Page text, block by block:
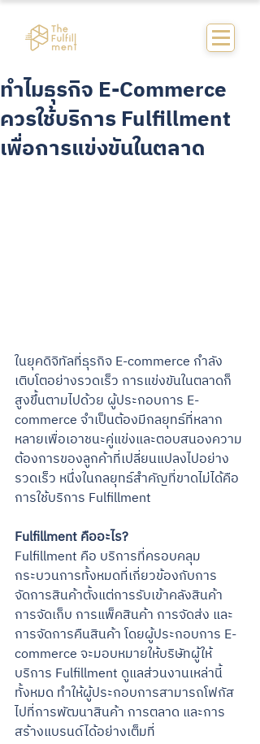
ทำไมธุรกิจ E-Commerce
ควรใช้บริการ Fulfillment
เพื่อการแข่งขันในตลาด
ในยุคดิจิทัลที่ธุรกิจ E-commerce กำลัง
เติบโตอย่างรวดเร็ว การแข่งขันในตลาดก็
สูงขึ้นตามไปด้วย ผู้ประกอบการ E-
commerce จำเป็นต้องมีกลยุทธ์ที่หลาก
หลายเพื่อเอาชนะคู่แข่งและตอบสนองความ
ต้องการของลูกค้าที่เปลี่ยนแปลงไปอย่าง
รวดเร็ว หนึ่งในกลยุทธ์สำคัญที่ขาดไม่ได้คือ
การใช้บริการ Fulfillment
Fulfillment คืออะไร?
Fulfillment คือ บริการที่ครอบคลุม
กระบวนการทั้งหมดที่เกี่ยวข้องกับการ
จัดการสินค้าตั้งแต่การรับเข้าคลังสินค้า
การจัดเก็บ การแพ็คสินค้า การจัดส่ง และ
การจัดการคืนสินค้า โดยผู้ประกอบการ E-
commerce จะมอบหมายให้บริษัทผู้ให้
บริการ Fulfillment ดูแลส่วนงานเหล่านี้
ทั้งหมด ทำให้ผู้ประกอบการสามารถโฟกัส
ไปที่การพัฒนาสินค้า การตลาด และการ
สร้างแบรนด์ได้อย่างเต็มที่